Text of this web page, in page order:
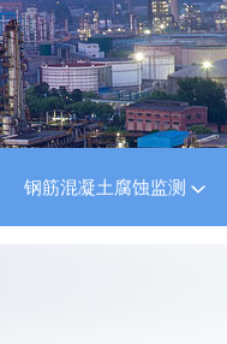
钢筋混凝土腐蚀监测